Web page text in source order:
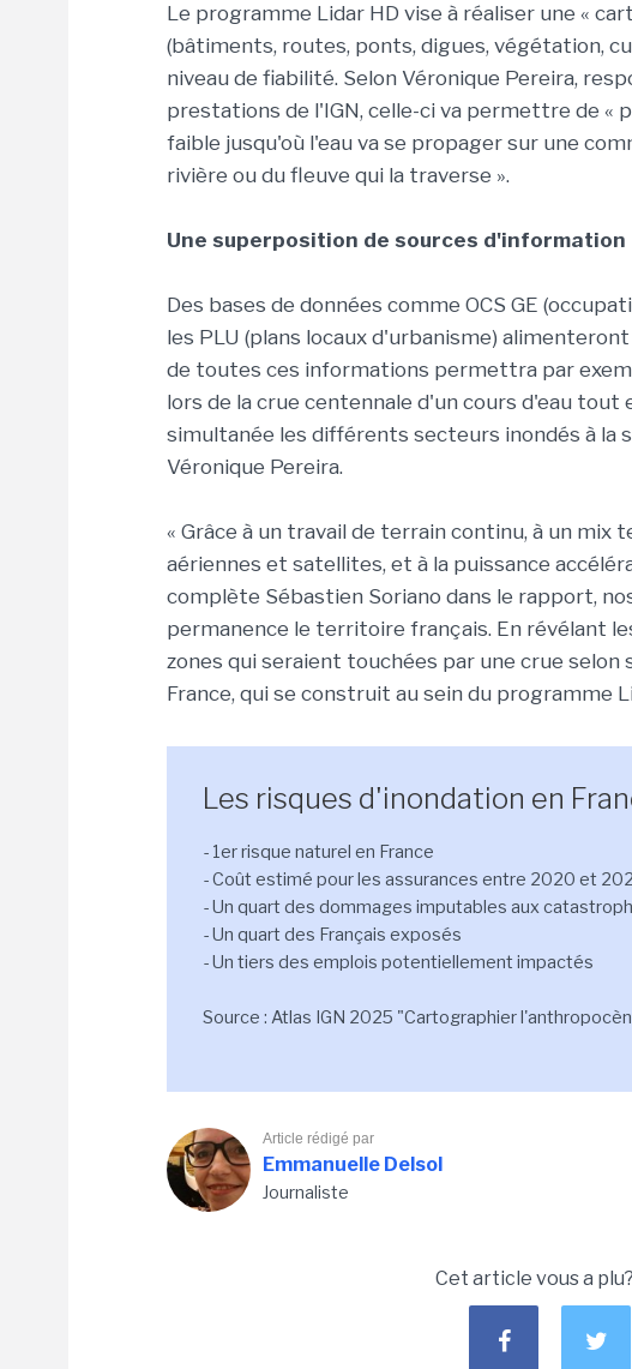
Le programme Lidar HD vise à réaliser une «
(bâtiments, routes, ponts, digues, végétation,
niveau de fiabilité. Selon Véronique Pereira,
prestations de l'IGN, celle-ci va permettre de «
faible jusqu'où l'eau va se propager sur une
rivière ou du fleuve qui la traverse ».
Une superposition de sources d'information
Des bases de données comme OCS GE
les PLU (plans locaux d'urbanisme)
de toutes ces informations permettra par
lors de la crue centennale d'un cours d'eau
simultanée les différents secteurs inondés à la
Véronique Pereira.
« Grâce à un travail de terrain continu, à un mix
aériennes et satellites, et à la puissance
complète Sébastien Soriano dans le rapport,
permanence le territoire français. En révélant
zones qui seraient touchées par une crue selon
France, qui se construit au sein du programme
Les risques d'inondation en
- 1er risque naturel en France
- Coût estimé pour les assurances entre 2020 et
- Un quart des dommages imputables aux
- Un quart des Français exposés
- Un tiers des emplois potentiellement impactés
Source : Atlas IGN 2025 "Cartographier
Article rédigé par
Emmanuelle Delsol
Journaliste
Cet article vous a plu?